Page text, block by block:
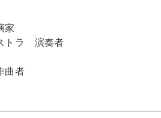
家
トラ 演奏者
曲者